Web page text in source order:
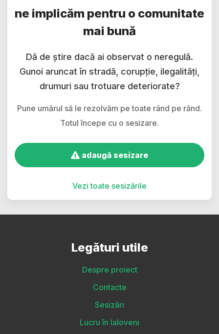
ne implicăm pentru o comunitate
mai bună
Dă de știre dacă ai observat o neregulă.
Gunoi aruncat în stradă, corupție, ilegalități,
drumuri sau trotuare deteriorate?
Pune umărul să le rezolvăm pe toate rând pe rând.
Totul începe cu o sesizare.
adaugă sesizare
Vezi toate sesizările
Legături utile
Despre proiect
Contacte
Sesizări
Lucru în Ialoveni